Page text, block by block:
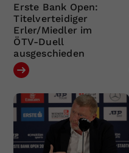
Erste Bank Open:
Titelverteidiger
Erler/Miedler im
ÖTV-Duell
ausgeschieden